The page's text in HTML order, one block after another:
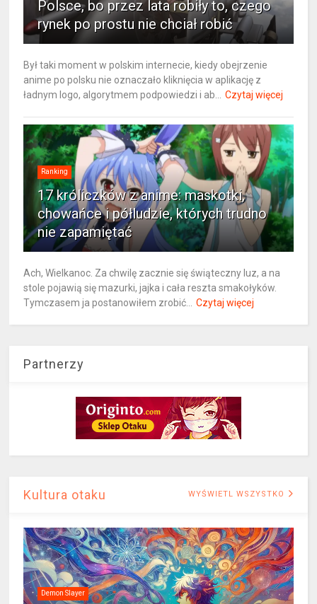
Polsce, bo przez lata robiły to, czego
rynek po prostu nie chciał robić
Był taki moment w polskim internecie, kiedy obejrzenie
anime po polsku nie oznaczało kliknięcia w aplikację z
ładnym logo, algorytmem podpowiedzi i ab...
Czytaj więcej
Ranking
17 króliczków z anime: maskotki,
chowańce i półludzie, których trudno
nie zapamiętać
Ach, Wielkanoc. Za chwilę zacznie się świąteczny luz, a na
stole pojawią się mazurki, jajka i cała reszta smakołyków.
Tymczasem ja postanowiłem zrobić...
Czytaj więcej
Partnerzy
Kultura otaku WYŚWIETL WSZYSTKO
Demon Slayer